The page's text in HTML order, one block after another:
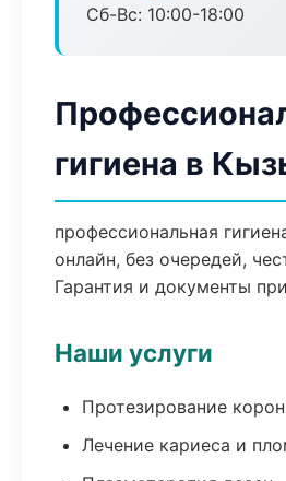
Сб-Вс: 10:00-18:00
гигиена в
профессиональная
онлайн, без очередей,
Гарантия и документы
Наши услуги
Протезирование
Лечение кариеса и